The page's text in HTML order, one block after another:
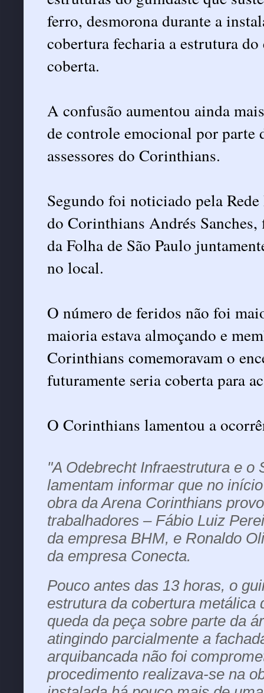
ferro, desmorona durante a
cobertura fecharia a estrutura
coberta.
A confusão aumentou ainda
de controle emocional por parte
assessores do Corinthians.
Segundo foi noticiado pela
do Corinthians Andrés
da Folha de São Paulo
no local.
O número de feridos não foi
maioria estava almoçando e
Corinthians comemoravam o
futuramente seria coberta para
O Corinthians lamentou a
"A Odebrecht Infraestrutura e
lamentam informar que no
obra da Arena Corinthians
trabalhadores – Fábio Luiz
da empresa BHM, e Ronaldo
da empresa Conecta.
Pouco antes das 13 horas, o
estrutura da cobertura metálica
queda da peça sobre parte da
atingindo parcialmente a
arquibancada não foi
procedimento realizava-se na